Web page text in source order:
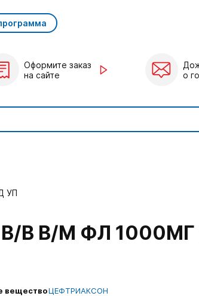
Оформите заказ
на сайте
о
УП
В В/М ФЛ
веществоЦЕФТРИАКСОН